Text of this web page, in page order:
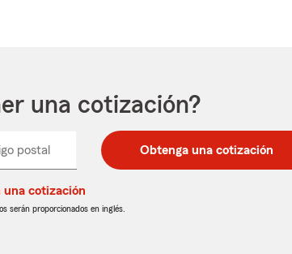
una cotización?
postal
postal
de
postal
de
Obtenga una cotización
cotización
serán proporcionados en inglés.